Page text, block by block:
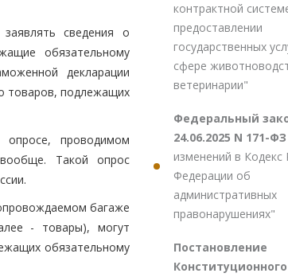
сведения о
обязательному
декларации
товаров, подлежащих
проводимом
Такой опрос
багаже
- товары), могут
обязательному
контрактной
предоставлении
государственных
сфере
ветеринарии"
Федеральный
24.06.2025 N 171-ФЗ
изменений в Кодекс
Федерации об
административных
правонарушениях"
Постановление